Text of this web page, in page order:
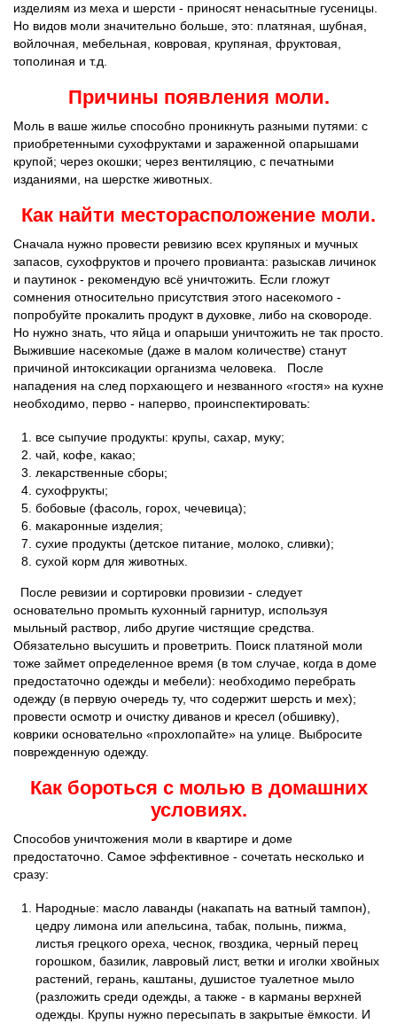
изделиям из меха и шерсти - приносят ненасытные гусеницы.
Но видов моли значительно больше, это: платяная, шубная,
войлочная, мебельная, ковровая, крупяная, фруктовая,
тополиная и т.д.
Причины появления моли.
Моль в ваше жилье способно проникнуть разными путями: с
приобретенными сухофруктами и зараженной опарышами
крупой; через окошки; через вентиляцию, с печатными
изданиями, на шерстке животных.
Как найти месторасположение моли.
Сначала нужно провести ревизию всех крупяных и мучных
запасов, сухофруктов и прочего провианта: разыскав личинок
и паутинок - рекомендую всё уничтожить. Если гложут
сомнения относительно присутствия этого насекомого -
попробуйте прокалить продукт в духовке, либо на сковороде.
Но нужно знать, что яйца и опарыши уничтожить не так просто.
Выжившие насекомые (даже в малом количестве) станут
причиной интоксикации организма человека. После
нападения на след порхающего и незванного «гостя» на кухне
необходимо, перво - наперво, проинспектировать:
все сыпучие продукты: крупы, сахар, муку;
чай, кофе, какао;
лекарственные сборы;
сухофрукты;
бобовые (фасоль, горох, чечевица);
макаронные изделия;
сухие продукты (детское питание, молоко, сливки);
сухой корм для животных.
После ревизии и сортировки провизии - следует
основательно промыть кухонный гарнитур, используя
мыльный раствор, либо другие чистящие средства.
Обязательно высушить и проветрить. Поиск платяной моли
тоже займет определенное время (в том случае, когда в доме
предостаточно одежды и мебели): необходимо перебрать
одежду (в первую очередь ту, что содержит шерсть и мех);
провести осмотр и очистку диванов и кресел (обшивку),
коврики основательно «прохлопайте» на улице. Выбросите
поврежденную одежду.
Как бороться с молью в домашних
условиях.
Способов уничтожения моли в квартире и доме
предостаточно. Самое эффективное - сочетать несколько и
сразу:
Народные: масло лаванды (накапать на ватный тампон),
цедру лимона или апельсина, табак, полынь, пижма,
листья грецкого ореха, чеснок, гвоздика, черный перец
горошком, базилик, лавровый лист, ветки и иголки хвойных
растений, герань, каштаны, душистое туалетное мыло
(разложить среди одежды, а также - в карманы верхней
одежды. Крупы нужно пересыпать в закрытые ёмкости. И